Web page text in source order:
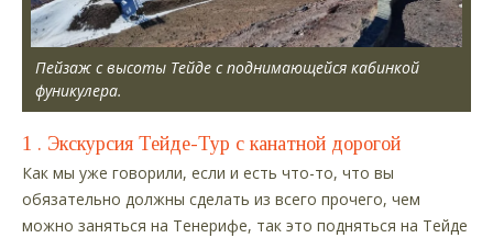
Пейзаж с высоты Тейде с поднимающейся кабинкой
фуникулера.
1 . Экскурсия Тейде-Тур с канатной дорогой
Как мы уже говорили, если и есть что-то, что вы
обязательно должны сделать из всего прочего, чем
можно заняться на Тенерифе, так это подняться на Тейде